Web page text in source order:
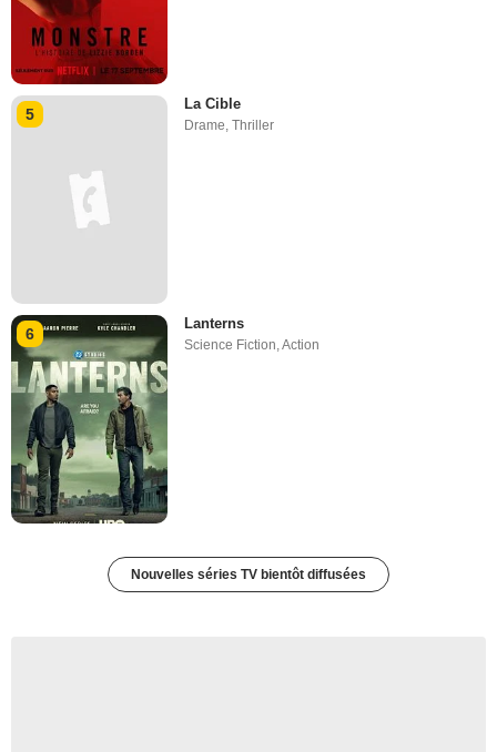
5
La Cible
Drame ,Thriller
6
Lanterns
Science Fiction,Action
Nouvelles séries TV bientôt diffusées